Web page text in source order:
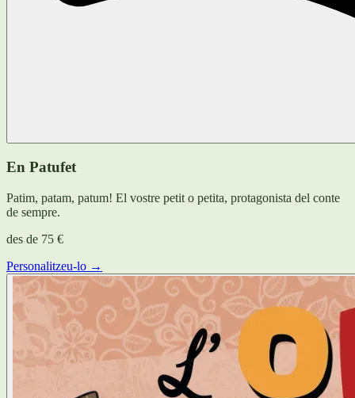
En Patufet
Patim, patam, patum! El vostre petit o petita, protagonista del conte
de sempre.
des de 75 €
Personalitzeu-lo →